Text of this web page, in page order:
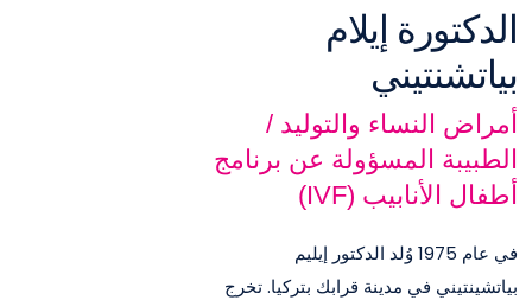
الدكتورة إيلام
بياتشنتيني
أمراض النساء والتوليد /
الطبيبة المسؤولة عن برنامج
أطفال الأنابيب (IVF)
في عام 1975 وُلد الدكتور إيليم
بياتشينتيني في مدينة قرابك بتركيا. تخرج